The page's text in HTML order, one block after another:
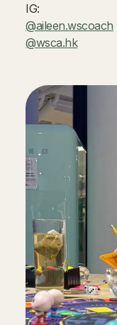
IG:
@aileen.wscoach
@wsca.hk